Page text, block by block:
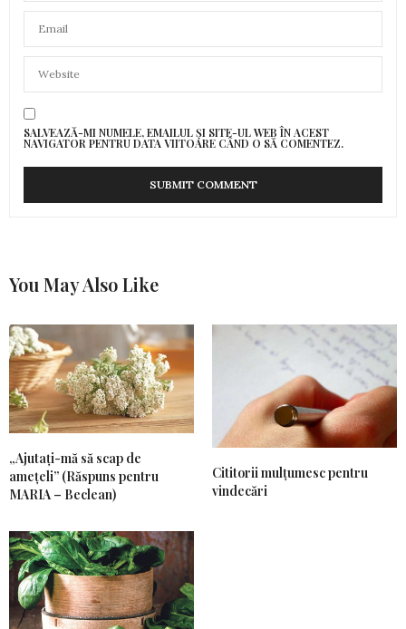
SALVEAZĂ-MI NUMELE, EMAILUL ȘI SITE-UL WEB ÎN ACEST
NAVIGATOR PENTRU DATA VIITOARE CÂND O SĂ COMENTEZ.
You May Also Like
„Ajutați-mă să scap de
amețeli” (Răspuns pentru
MARIA – Beclean)
Cititorii mulțumesc pentru
vindecări